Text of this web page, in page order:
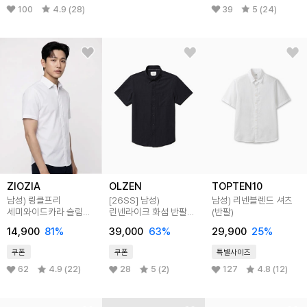
100 4.9 (28) 39 5 (24)
ZIOZIA
남성) 링클프리
세미와이드카라 슬림핏
14,900 81 %
쿠폰
62 4.9 (22)
OLZEN
[26SS] 남성)
린넨라이크 화섬 반팔
39,000 63%
쿠폰
28 5 (2)
TOPTEN10
남성) 리넨블렌드 셔츠
(반팔)
29,900 25%
특별사이즈
127 4.8 (12)